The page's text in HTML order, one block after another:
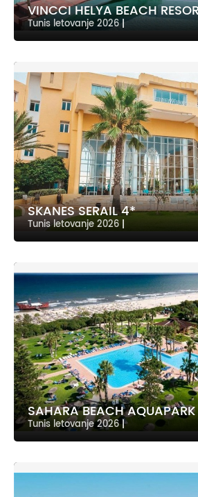
VINCCI HELYA BEACH
Tunis letovanje 2026
SKANES SERAIL 4*
Tunis letovanje 2026 |
SAHARA BEACH
Tunis letovanje 2026|